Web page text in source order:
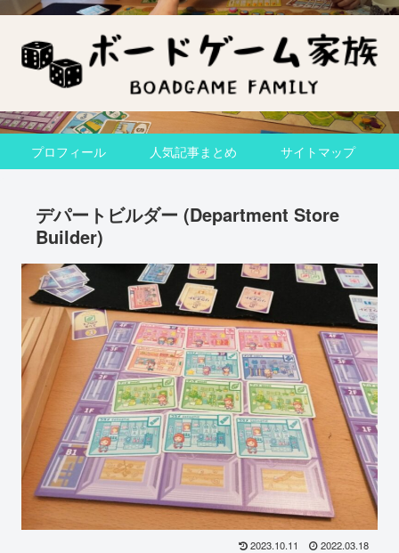
プロフィール 人気記事まとめ サイトマップ
デパートビルダー (Department Store
Builder)
2023.10.11 2022.03.18